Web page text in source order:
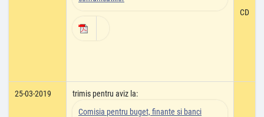
CD
25-03-2019
trimis pentru aviz la:
Comisia pentru buget, finante si banci